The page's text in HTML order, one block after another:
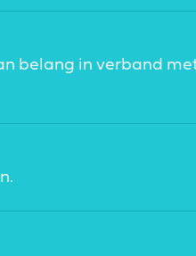
belang in verband